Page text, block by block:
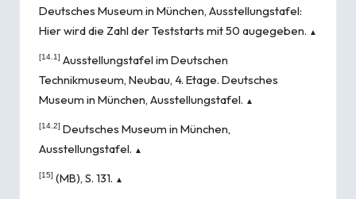
Deutsches Museum in München, Ausstellungstafel:
Hier wird die Zahl der Teststarts mit 50 augegeben. ▲
[14.1] Ausstellungstafel im Deutschen
Technikmuseum, Neubau, 4. Etage. Deutsches
Museum in München, Ausstellungstafel. ▲
[14.2] Deutsches Museum in München,
Ausstellungstafel. ▲
[15] (MB), S. 131. ▲